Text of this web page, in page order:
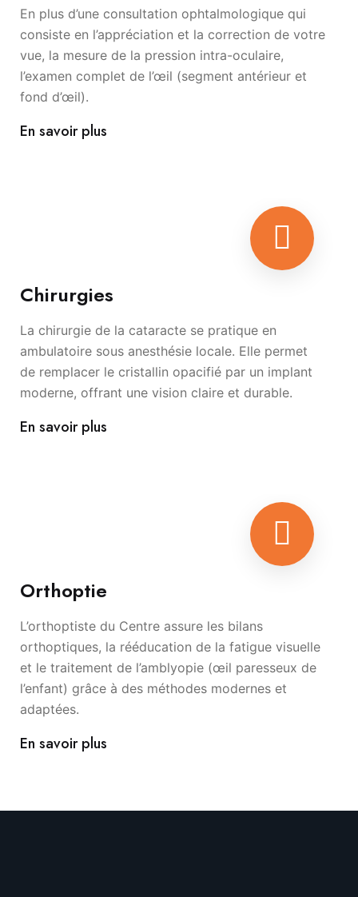
En plus d’une consultation ophtalmologique qui
consiste en l’appréciation et la correction de votre
vue, la mesure de la pression intra-oculaire,
l’examen complet de l’œil (segment antérieur et
fond d’œil).
En savoir plus
Chirurgies
La chirurgie de la cataracte se pratique en
ambulatoire sous anesthésie locale. Elle permet
de remplacer le cristallin opacifié par un implant
moderne, offrant une vision claire et durable.
En savoir plus
Orthoptie
L’orthoptiste du Centre assure les bilans
orthoptiques, la rééducation de la fatigue visuelle
et le traitement de l’amblyopie (œil paresseux de
l’enfant) grâce à des méthodes modernes et
adaptées.
En savoir plus